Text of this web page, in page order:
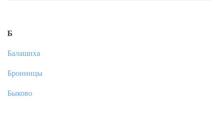
Б
Балашиха
Бронницы
Быково